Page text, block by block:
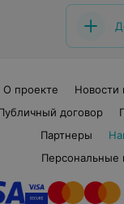
О проекте Новости
договор
Партнеры
Персональные